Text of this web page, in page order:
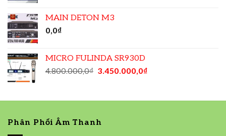
MAIN DETON M3
0,0₫
MICRO FULINDA SR930D
4.800.000,0₫ 3.450.000,0₫
Phân Phối Âm Thanh